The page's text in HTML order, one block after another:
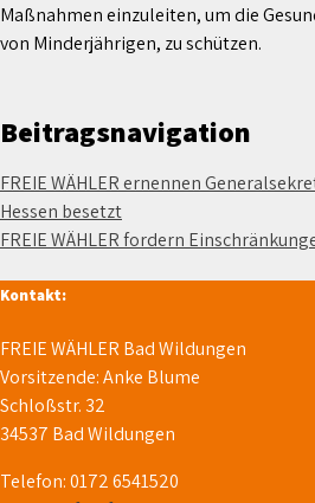
Maßnahmen einzuleiten, um die
von Minderjährigen, zu schützen.
Beitragsnavigation
FREIE WÄHLER ernennen
Hessen besetzt
FREIE WÄHLER fordern
Kontakt:
FREIE WÄHLER Bad Wildungen
Vorsitzende: Anke Blume
Schloßstr. 32
34537 Bad Wildungen
Telefon: 0172 6541520